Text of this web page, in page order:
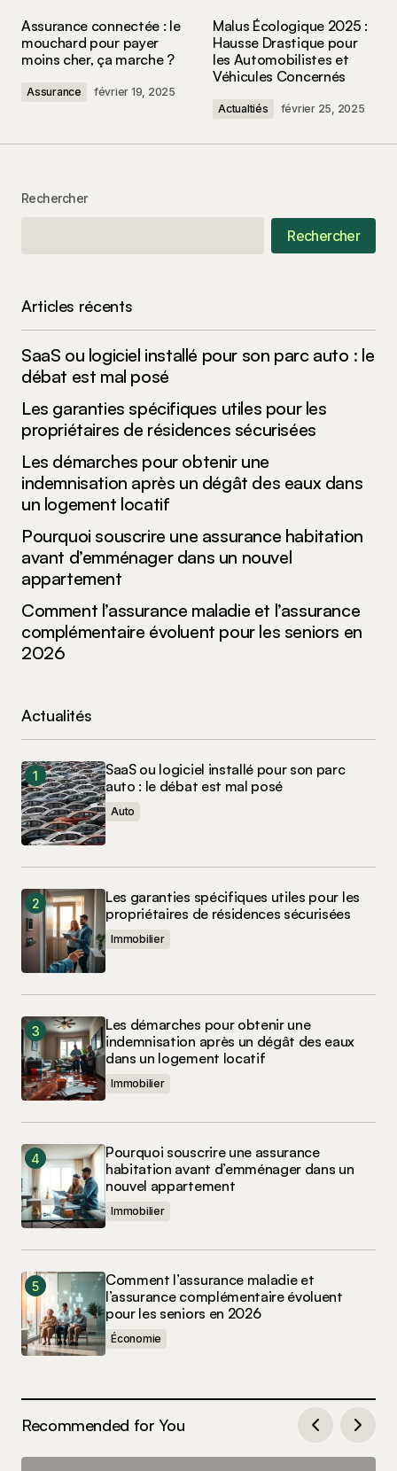
champs obligatoires sont indiqués avec*
dans le navigateur pour mon prochain
Submit Comment
Assurance connectée : le
mouchard pour payer
moins cher, ça marche ?
Assurance février 19, 2025
Malus Écologique 2025 :
Hausse Drastique pour
les Automobilistes et
Véhicules Concernés
Actualtiés février 25, 2025
Rechercher
Rechercher
Articles récents
SaaS ou logiciel installé pour son parc auto : le
débat est mal posé
Les garanties spécifiques utiles pour les
propriétaires de résidences sécurisées
Les démarches pour obtenir une
indemnisation après un dégât des eaux dans
un logement locatif
Pourquoi souscrire une assurance habitation
avant d’emménager dans un nouvel
appartement
Comment l’assurance maladie et l’assurance
complémentaire évoluent pour les seniors en
2026
Actualités
SaaS ou logiciel installé pour son parc
auto : le débat est mal posé
Auto
Les garanties spécifiques utiles pour les
propriétaires de résidences sécurisées
Immobilier
Les démarches pour obtenir une
indemnisation après un dégât des eaux
dans un logement locatif
Immobilier
Pourquoi souscrire une assurance
habitation avant d’emménager dans un
nouvel appartement
Immobilier
Comment l’assurance maladie et
l’assurance complémentaire évoluent
pour les seniors en 2026
Économie
Recommended for You